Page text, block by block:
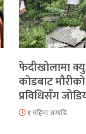
फेदीखोलामा
कोडबाट
प्रविधिसँग
१ महिना अगाडि